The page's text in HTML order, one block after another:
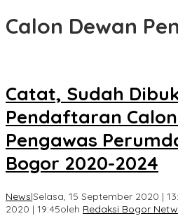
Calon Dewan
Catat, Sudah
Pendaftaran
Pengawas
Bogor 2020-2024
News|Selasa, 15 September 2020 |
2020 | 19:45oleh Redaksi Bogor